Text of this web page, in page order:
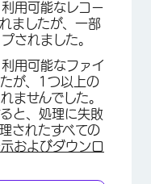
利用可能なレコー
ましたが、一部
されました。
利用可能なファイ
が、1つ以上の
ませんでした。
と、処理に失敗
されたすべての
およびダウンロ